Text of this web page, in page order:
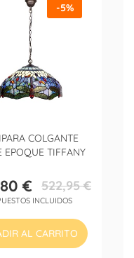
COLGANTE
EPOQUE TIFFANY
Precio
€Precio
base
522,95 €
INCLUIDOS
-5%
AL CARRITO